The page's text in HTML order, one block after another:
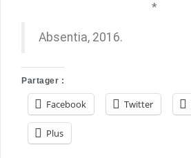
*
Absentia, 2016.
Partager :
Facebook Twitter
Plus